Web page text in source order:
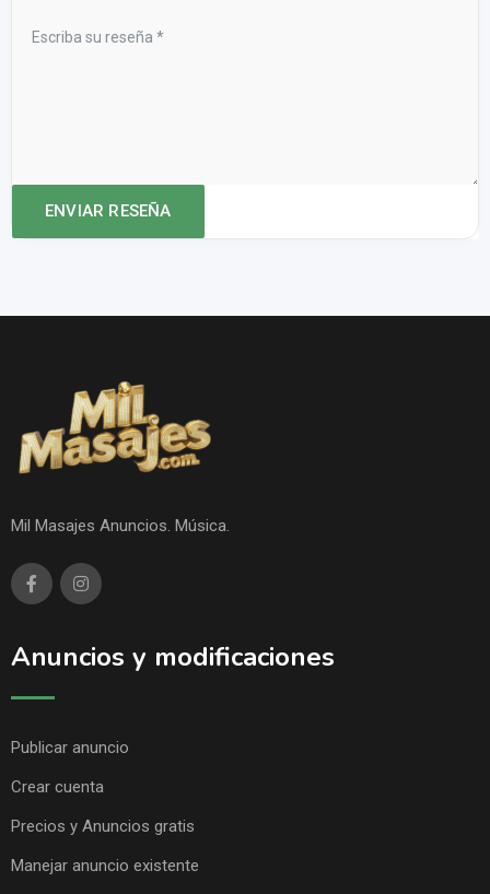
Mil Masajes Anuncios. Música.
Anuncios y modificaciones
Publicar anuncio
Crear cuenta
Precios y Anuncios gratis
Manejar anuncio existente